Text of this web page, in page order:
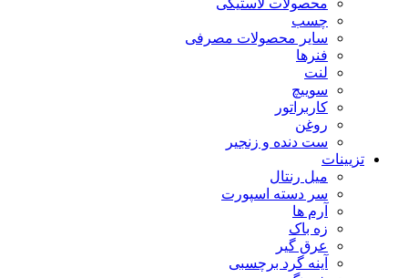
محصولات لاستیکی
چسب
سایر محصولات مصرفی
فنرها
لنت
سوییچ
کاربراتور
روغن
ست دنده و زنجیر
تزیینات
میل رنتال
سر دسته اسپورت
آرم ها
زه باک
عرق گیر
آینه گرد برچسبی